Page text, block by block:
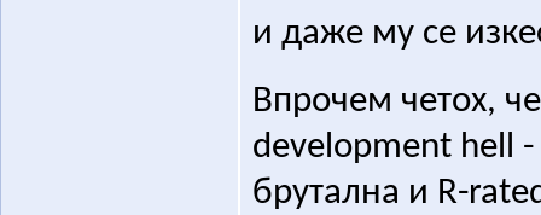
и даже му се
Впрочем четох,
development hell
брутална и R-